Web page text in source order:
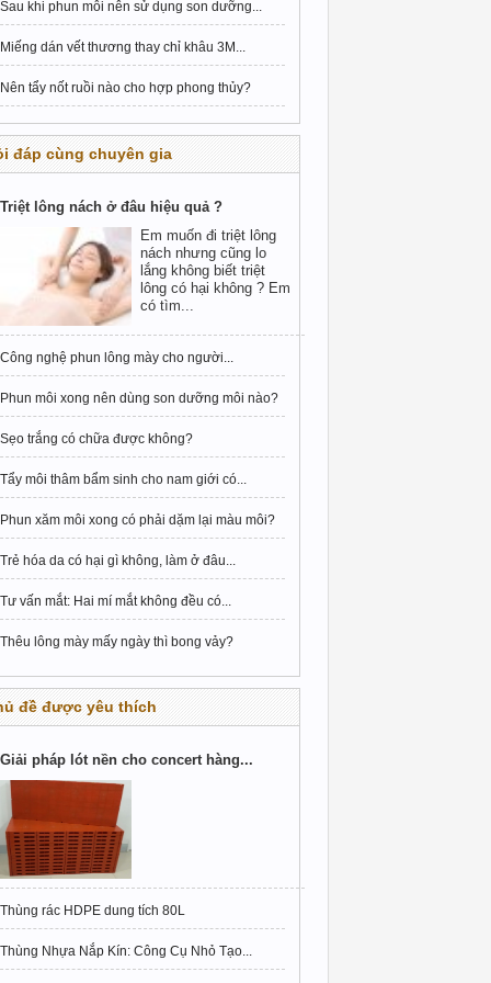
Sau khi phun môi nên sử dụng son dưỡng...
Miếng dán vết thương thay chỉ khâu 3M...
Nên tẩy nốt ruồi nào cho hợp phong thủy?
đáp cùng chuyên gia
Triệt lông nách ở đâu hiệu quả ?
Em muốn đi triệt lông
nách nhưng cũng lo
lắng không biết triệt
lông có hại không ? Em
có tìm...
Công nghệ phun lông mày cho người...
Phun môi xong nên dùng son dưỡng môi nào?
Sẹo trắng có chữa được không?
Tẩy môi thâm bẩm sinh cho nam giới có...
Phun xăm môi xong có phải dặm lại màu môi?
Trẻ hóa da có hại gì không, làm ở đâu...
Tư vấn mắt: Hai mí mắt không đều có...
Thêu lông mày mấy ngày thì bong vảy?
đề được yêu thích
Giải pháp lót nền cho concert hàng...
Thùng rác HDPE dung tích 80L
Thùng Nhựa Nắp Kín: Công Cụ Nhỏ Tạo...